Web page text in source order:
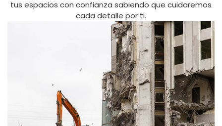
tus espacios con confianza sabiendo que cuidaremos
cada detalle por ti.